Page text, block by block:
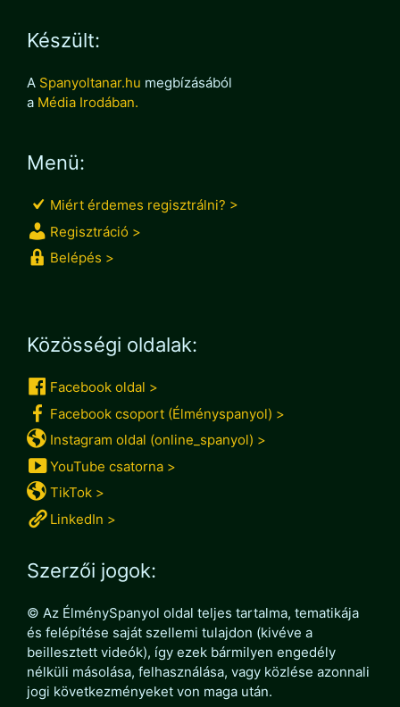
Készült:
A Spanyoltanar.hu megbízásából
a Média Irodában.
Menü:
Miért érdemes regisztrálni? >
Regisztráció >
Belépés >
Közösségi oldalak:
Facebook oldal >
Facebook csoport (Élményspanyol) >
Instagram oldal (online_spanyol) >
YouTube csatorna >
TikTok >
LinkedIn >
Szerzői jogok:
© Az ÉlménySpanyol oldal teljes tartalma, tematikája
és felépítése saját szellemi tulajdon (kivéve a
beillesztett videók), így ezek bármilyen engedély
nélküli másolása, felhasználása, vagy közlése azonnali
jogi következményeket von maga után.